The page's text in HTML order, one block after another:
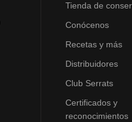
Tienda de
Conócenos
Recetas y más
Distribuidores
Club Serrats
Certificados y
reconocimientos